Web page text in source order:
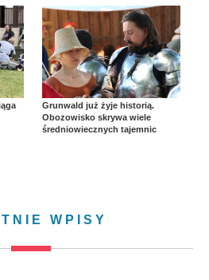
Grunwald już żyje historią.
Obozowisko skrywa wiele
średniowiecznych tajemnic
WPISY